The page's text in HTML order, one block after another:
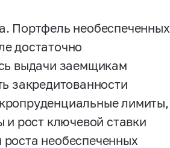
Портфель необеспеченных
достаточно
выдачи заемщикам
закредитованности
лимиты,
и рост ключевой ставки
необеспеченных